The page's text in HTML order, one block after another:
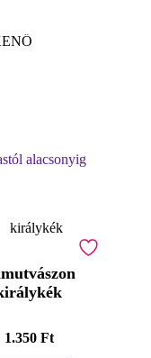
alacsonyig
1.350 Ft